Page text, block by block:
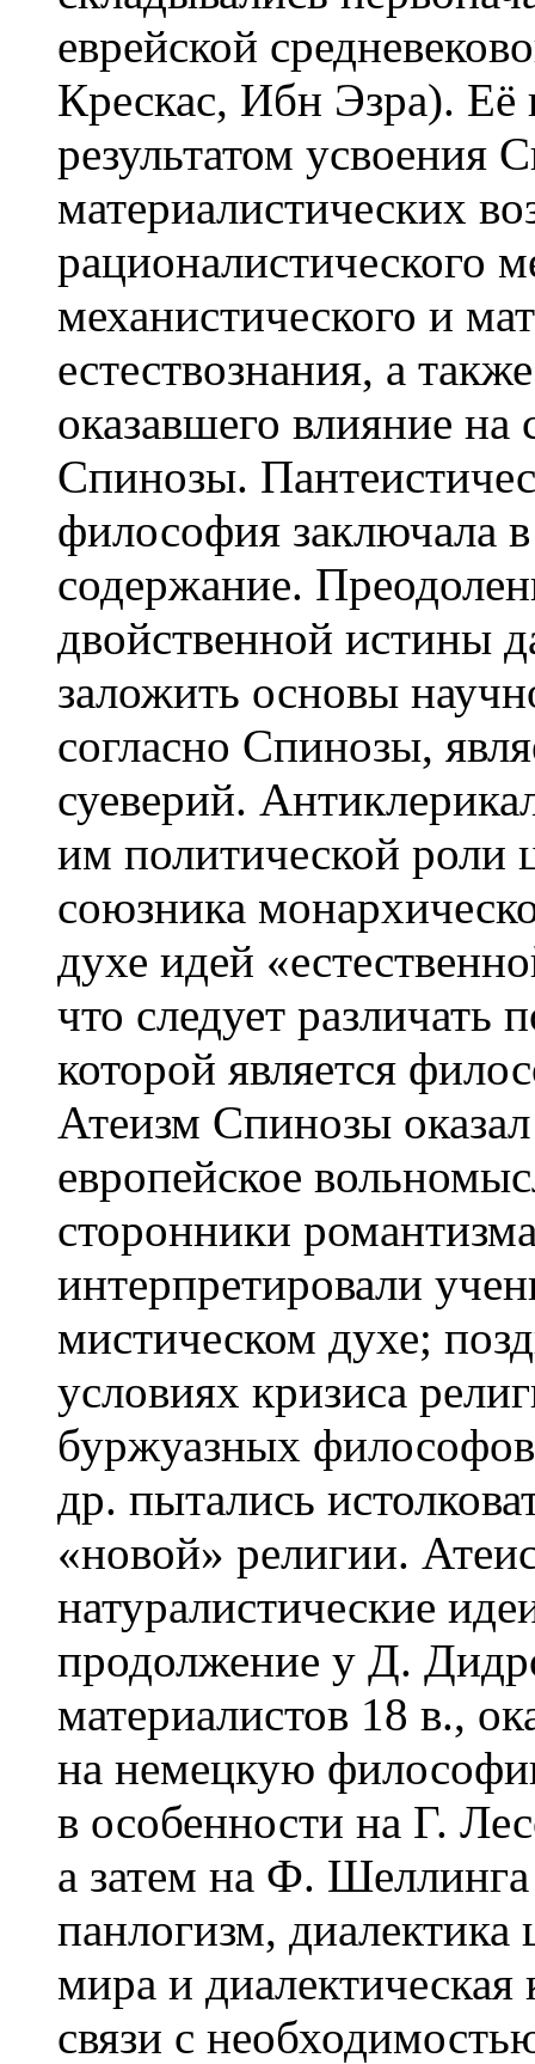
еврейской
Крескас, Ибн Эзра). Её
результатом усвоения
материалистических
рационалистического
механистического и
естествознания, а
оказавшего влияние
Спинозы.
философия заключала в
содержание.
двойственной истины
заложить основы
согласно Спинозы,
суеверий.
им политической роли
союзника
духе идей
что следует
которой является
Атеизм Спинозы
европейское
сторонники
интерпретировали
мистическом духе;
условиях кризиса
буржуазных
др. пытались
«новой» религии.
натуралистические
продолжение у Д.
материалистов 18 в.,
на немецкую
в особенности на Г.
а затем на Ф. Шеллинга
панлогизм, диалектика
мира и
связи с